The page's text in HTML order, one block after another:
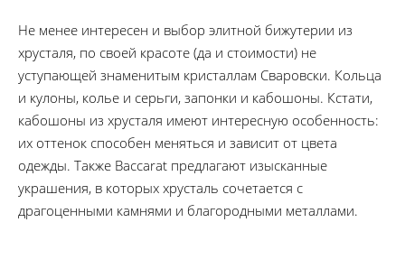
Не менее интересен и выбор элитной бижутерии из
хрусталя, по своей красоте (да и стоимости) не
уступающей знаменитым кристаллам Сваровски. Кольца
и кулоны, колье и серьги, запонки и кабошоны. Кстати,
кабошоны из хрусталя имеют интересную особенность:
их оттенок способен меняться и зависит от цвета
одежды. Также Baccarat предлагают изысканные
украшения, в которых хрусталь сочетается с
драгоценными камнями и благородными металлами.